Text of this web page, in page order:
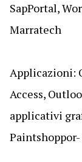
SapPortal,
Marratech
Applicazioni:
Access,
applicativi